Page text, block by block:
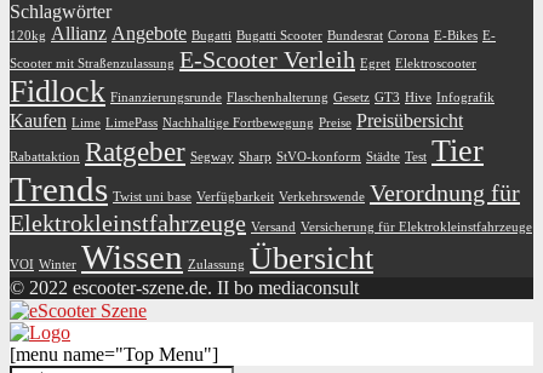
Schlagwörter
120kg Allianz Angebote Bugatti Bugatti Scooter Bundesrat Corona E-Bikes E-
Scooter mit Straßenzulassung E-Scooter Verleih Egret Elektroscooter
Fidlock Finanzierungsrunde Flaschenhalterung Gesetz GT3 Hive Infografik
Kaufen Lime LimePass Nachhaltige Fortbewegung Preise Preisübersicht
Rabattaktion Ratgeber Segway Sharp StVO-konform Städte Test Tier
Trends Twist uni base Verfügbarkeit Verkehrswende Verordnung für
Elektrokleinstfahrzeuge Versand Versicherung für Elektrokleinstfahrzeuge
VOI Winter Wissen Zulassung Übersicht
© 2022 escooter-szene.de. II bo mediaconsult
[menu name="Top Menu"]